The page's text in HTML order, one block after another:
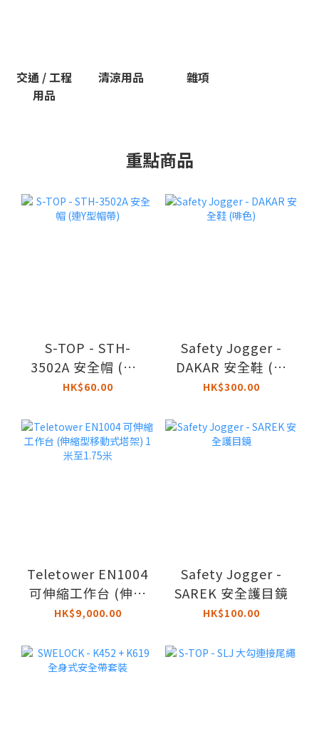
交通 / 工程
用品
清涼用品 雜項
重點商品
S-TOP - STH-
3502A 安全帽 (連Y
型帽帶)
HK$60.00
Safety Jogger -
DAKAR 安全鞋 (啡
色)
HK$300.00
Teletower EN1004
可伸縮工作台 (伸縮
型移動式塔架) 1米
HK$9,000.00
Safety Jogger -
SAREK 安全護目鏡
HK$100.00